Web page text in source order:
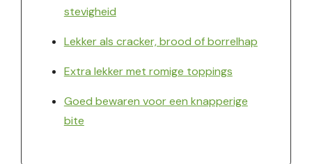
stevigheid
Lekker als cracker, brood of borrelhap
Extra lekker met romige toppings
Goed bewaren voor een knapperige
bite